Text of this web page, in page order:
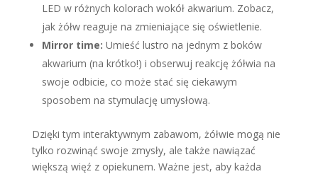
LED w różnych kolorach wokół akwarium. Zobacz,
jak żółw reaguje na zmieniające się oświetlenie.
Mirror time: Umieść lustro na jednym z boków
akwarium (na krótko!) i obserwuj reakcję żółwia na
swoje odbicie, co może stać się ciekawym
sposobem na stymulację umysłową.
Dzięki tym interaktywnym zabawom, żółwie mogą nie
tylko rozwinąć swoje zmysły, ale także nawiązać
większą więź z opiekunem. Ważne jest, aby każda